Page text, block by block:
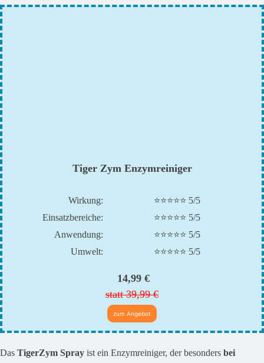
Tiger Zym Enzymreiniger
Wirkung:
⭐⭐⭐⭐⭐ 5/5
Einsatzbereiche:
⭐⭐⭐⭐⭐ 5/5
Anwendung:
⭐⭐⭐⭐⭐ 5/5
Umwelt:
⭐⭐⭐⭐⭐ 5/5
14,99 €
statt 39,99 €
zum Angebot
Das TigerZym Spray ist ein Enzymreiniger, der besonders bei